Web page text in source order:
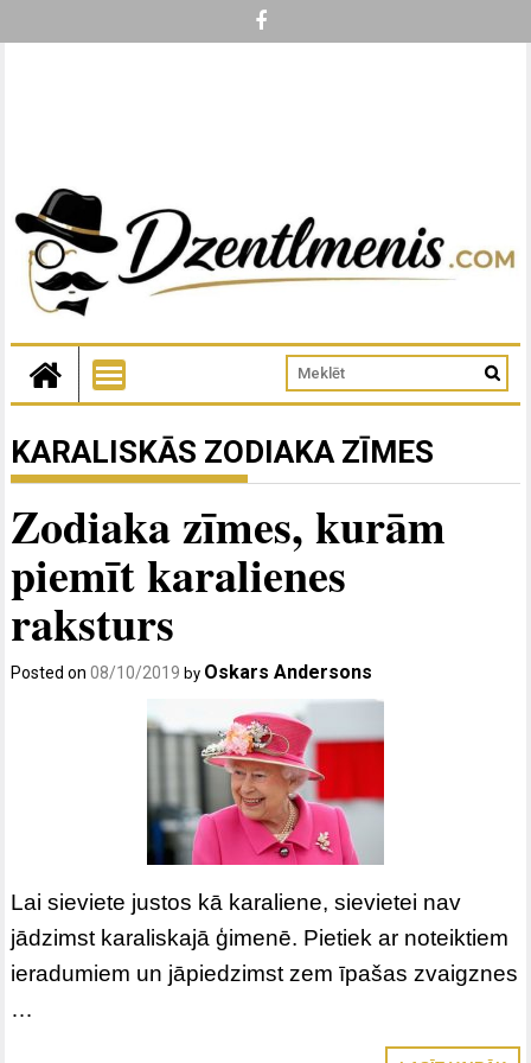
KARALISKĀS ZODIAKA ZĪMES
Zodiaka zīmes, kurām
piemīt karalienes
raksturs
Posted on08/10/2019 by Oskars Andersons
Lai sieviete justos kā karaliene, sievietei nav
jādzimst karaliskajā ģimenē. Pietiek ar noteiktiem
ieradumiem un jāpiedzimst zem īpašas zvaigznes
…